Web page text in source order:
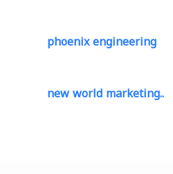
phoenix engineering
new world marketing..